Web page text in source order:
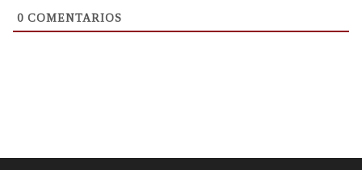
0 COMENTARIOS